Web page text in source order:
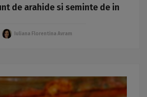
de arahide si seminte de in
Iuliana Florentina Avram